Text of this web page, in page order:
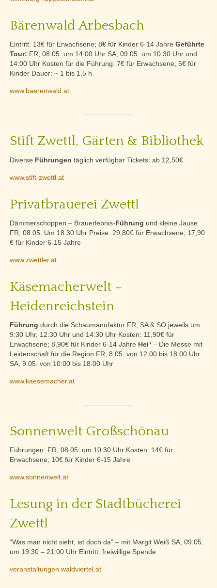
Bärenwald Arbesbach
Eintritt: 13€ für Erwachsene; 8€ für Kinder 6-14 Jahre Geführte
Tour: FR, 08.05. um 14:00 Uhr SA, 09.05. um 10:30 Uhr und
14:00 Uhr Kosten für die Führung: 7€ für Erwachsene; 5€ für
Kinder Dauer: ~ 1 bis 1,5 h
www.baerenwald.at
Stift Zwettl, Gärten & Bibliothek
Diverse Führungen täglich verfügbar Tickets: ab 12,50€
www.stift-zwettl.at
Privatbrauerei Zwettl
Dämmerschoppen – Brauerlebnis-Führung und kleine Jause
FR, 08.05. Um 18:30 Uhr Preise: 29,80€ für Erwachsene; 17,90
€ für Kinder 6-15 Jahre
www.zwettler.at
Käsemacherwelt –
Heidenreichstein
Führung durch die Schaumanufaktur FR, SA & SO jeweils um
9:30 Uhr, 12:30 Uhr und 14:30 Uhr Kosten: 11,90€ für
Erwachsene; 8,90€ für Kinder 6-14 Jahre Hei³ – Die Messe mit
Leidenschaft für die Region FR, 8.05. von 12:00 bis 18:00 Uhr
SA, 9.05. von 10:00 bis 18:00 Uhr
www.kaesemacher.at
Sonnenwelt Großschönau
Führungen: FR, 08.05. um 10:30 Uhr Kosten: 14€ für
Erwachsene; 10€ für Kinder 6-15 Jahre
www.sonnenwelt.at
Lesung in der Stadtbücherei
Zwettl
“Was man nicht sieht, ist doch da” – mit Margit Weiß SA, 09.05.
um 19:30 – 21:00 Uhr Eintritt: freiwillige Spende
veranstaltungen.waldviertel.at